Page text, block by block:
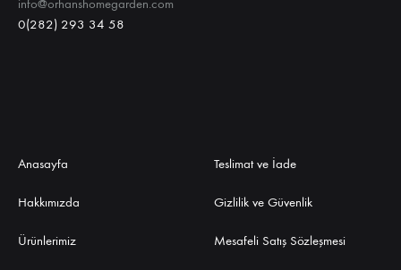
info@orhanshomegarden.com
0(282) 293 34 58
Anasayfa
Hakkımızda
Ürünlerimiz
Teslimat ve İade
Gizlilik ve Güvenlik
Mesafeli Satış Sözleşmesi